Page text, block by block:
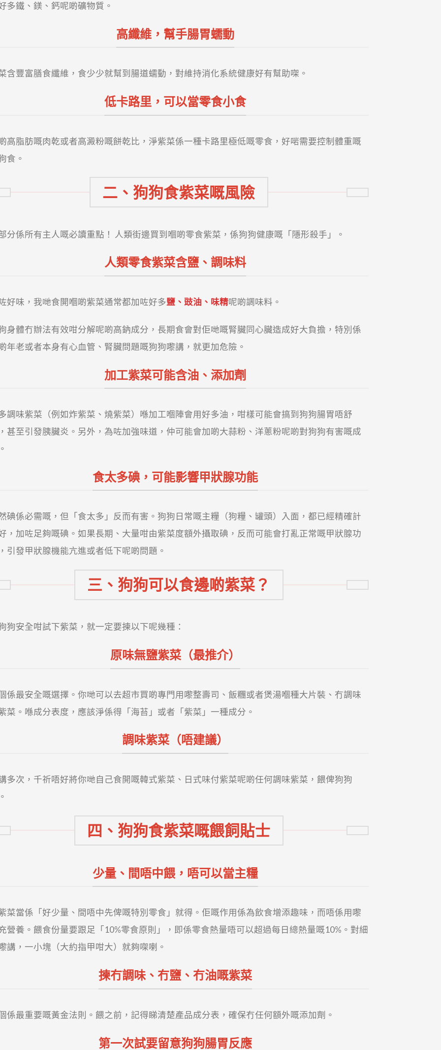
多鐵、鎂、鈣呢啲礦物質。
高纖維，幫手腸胃蠕動
含豐富膳食纖維，食少少就幫到腸道蠕動，對維持消化系統健康好有幫助㗎。
低卡路里，可以當零食小食
高脂肪嘅肉乾或者高澱粉嘅餅乾比，淨紫菜係一種卡路里極低嘅零食，好啱需要控制體重嘅
食。
二、狗狗食紫菜嘅風險
分係所有主人嘅必讀重點！ 人類街邊買到嗰啲零食紫菜，係狗狗健康嘅「隱形殺手」。
人類零食紫菜含鹽、調味料
好味，我哋食開嗰啲紫菜通常都加咗好多鹽、豉油、味精呢啲調味料。
身體冇辦法有效咁分解呢啲高鈉成分，長期食會對佢哋嘅腎臟同心臟造成好大負擔，特別係
年老或者本身有心血管、腎臟問題嘅狗狗嚟講，就更加危險。
加工紫菜可能含油、添加劑
調味紫菜（例如炸紫菜、燒紫菜）喺加工嗰陣會用好多油，咁樣可能會搞到狗狗腸胃唔舒
甚至引發胰臟炎。另外，為咗加強味道，仲可能會加啲大蒜粉、洋蔥粉呢啲對狗狗有害嘅成
食太多碘，可能影響甲狀腺功能
碘係必需嘅，但「食太多」反而有害。狗狗日常嘅主糧（狗糧、罐頭）入面，都已經精確計
，加咗足夠嘅碘。如果長期、大量咁由紫菜度額外攝取碘，反而可能會打亂正常嘅甲狀腺功
引發甲狀腺機能亢進或者低下呢啲問題。
三、狗狗可以食邊啲紫菜？
狗安全咁試下紫菜，就一定要揀以下呢幾種：
原味無鹽紫菜（最推介）
係最安全嘅選擇。你哋可以去超市買啲專門用嚟整壽司、飯糰或者煲湯嗰種大片裝、冇調味
菜。喺成分表度，應該淨係得「海苔」或者「紫菜」一種成分。
調味紫菜（唔建議）
多次，千祈唔好將你哋自己食開嘅韓式紫菜、日式味付紫菜呢啲任何調味紫菜，餵俾狗狗
四、狗狗食紫菜嘅餵飼貼士
少量、間唔中餵，唔可以當主糧
菜當係「好少量、間唔中先俾嘅特別零食」就得。佢嘅作用係為飲食增添趣味，而唔係用嚟
營養。餵食份量要跟足「10%零食原則」，即係零食熱量唔可以超過每日總熱量嘅10%。對細
講，一小塊（大約指甲咁大）就夠㗎喇。
揀冇調味、冇鹽、冇油嘅紫菜
係最重要嘅黃金法則。餵之前，記得睇清楚產品成分表，確保冇任何額外嘅添加劑。
第一次試要留意狗狗腸胃反應